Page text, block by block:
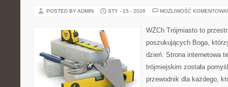
POSTED BY ADMIN STY - 15 - 2026 MOŻLIWOŚĆ
WŻCh Trójmiasto to
poszukujących Boga,
dzień. Strona internetowa
trójmiejskim została
przewodnik dla każdego,